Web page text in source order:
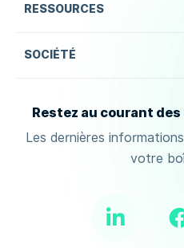
RESSOURCES
SOCIÉTÉ
Restez au courant
Les dernières
votre